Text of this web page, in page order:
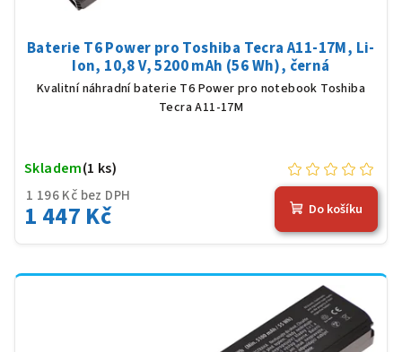
Baterie T6 Power pro Toshiba Tecra A11-17M, Li-
Ion, 10,8 V, 5200 mAh (56 Wh), černá
Kvalitní náhradní baterie T6 Power pro notebook Toshiba
Tecra A11-17M
1 196 Kč bez DPH
1 447 Kč
Skladem(1 ks)
Do košíku